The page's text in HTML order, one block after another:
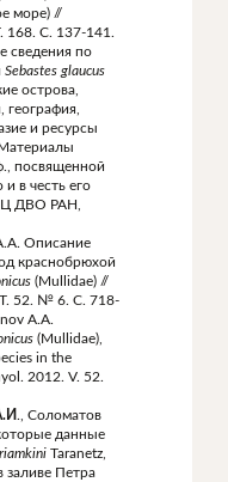
море) //
168. С. 137-141.
сведения по
Sebastes glaucus
острова,
география,
и ресурсы
посвященной
в честь его
ДВО РАН,
Описание
краснобрюхой
(Mullidae) //
52. № 6. С. 718-
A.A.
(Mullidae),
in the
2012. V. 52.
., Соломатов
данные
Taranetz,
заливе Петра